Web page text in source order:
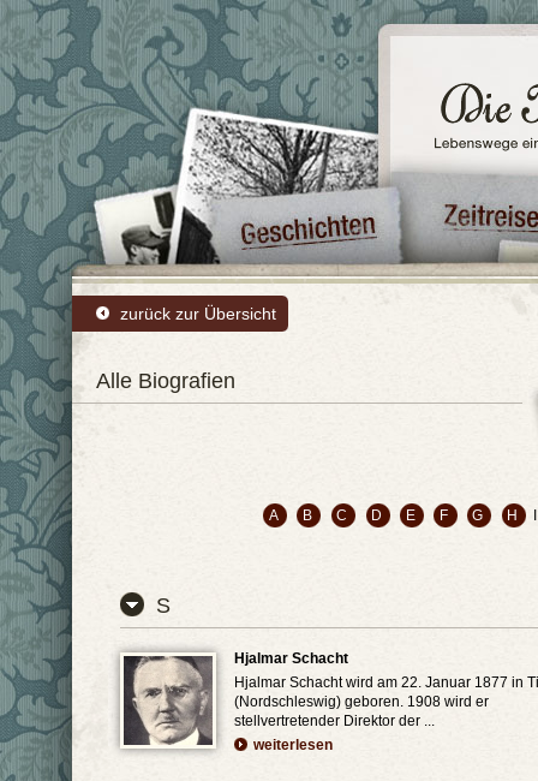
zurück zur Übersicht
Alle Biografien
A B C D E F G H
S
Hjalmar Schacht
Hjalmar Schacht wird am 22. Januar 1877 in
(Nordschleswig) geboren. 1908 wird er
stellvertretender Direktor der ...
weiterlesen